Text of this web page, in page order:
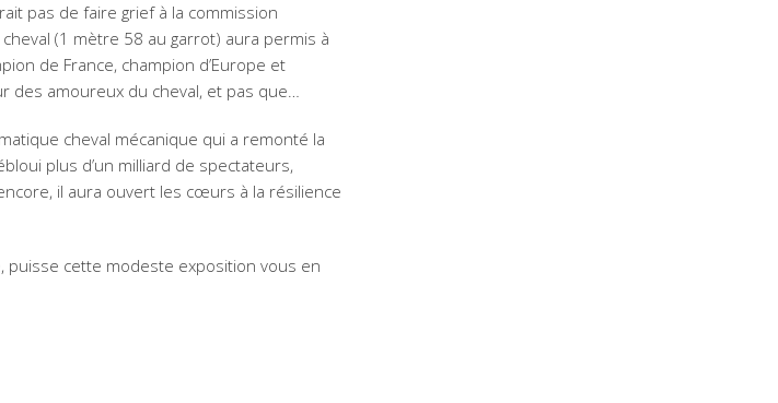
pas de faire grief à la commission
cheval (1 mètre 58 au garrot) aura permis à
de France, champion d’Europe et
des amoureux du cheval, et pas que…
cheval mécanique qui a remonté la
plus d’un milliard de spectateurs,
il aura ouvert les cœurs à la résilience
puisse cette modeste exposition vous en